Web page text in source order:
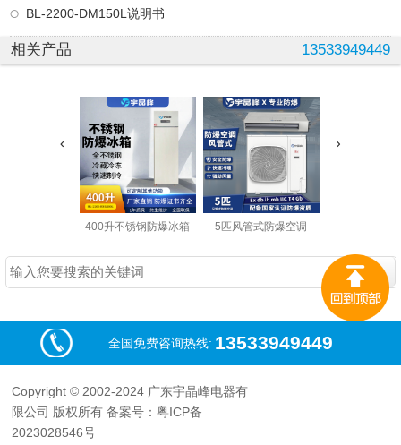
BL-2200-DM150L说明书
相关产品 13533949449
400升不锈钢防爆冰箱 5匹风管式防爆空调
全国免费咨询热线: 13533949449
Copyright © 2002-2024 广东宇晶峰电器有
限公司 版权所有 备案号：粤ICP备
2023028546号